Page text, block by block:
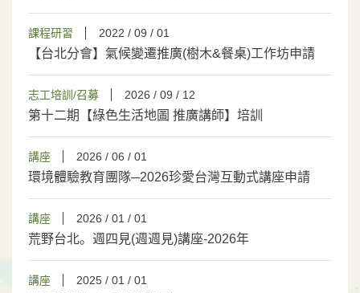
課程研習 2022 / 09 / 01
【台北分會】氣候變遷推廣(樹木&餐桌)工作坊申請
志工培訓/召募 2026 / 09 / 12
第十二期【綠色生活地圖 推廣講師】培訓
講座 2026 / 06 / 01
環境體驗教育團隊─2026珍愛台灣互動式講座申請
講座 2026 / 01 / 01
荒野台北。週四見(週週見)講座-2026年
講座 2025 / 01 / 01